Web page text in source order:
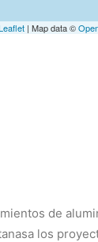
| Map data ©
de
los